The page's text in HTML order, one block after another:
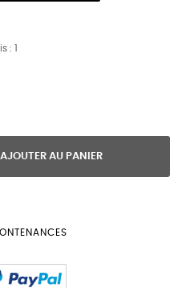
:
AJOUTER AU PANIER